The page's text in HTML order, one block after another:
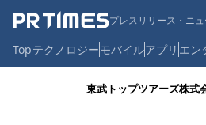
プレスリリース・ニ
Topテクノロジーモバイルアプリ エン
東武トップツアーズ株式